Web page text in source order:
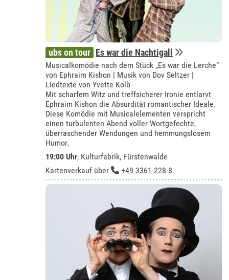
ubs on tour Es war die Nachtigall
Musicalkomödie nach dem Stück „Es war die Lerche“
von Ephraim Kishon | Musik von Dov Seltzer |
Liedtexte von Yvette Kolb
Mit scharfem Witz und treffsicherer Ironie entlarvt
Ephraim Kishon die Absurdität romantischer Ideale.
Diese Komödie mit Musicalelementen verspricht
einen turbulenten Abend voller Wortgefechte,
überraschender Wendungen und hemmungslosem
Humor.
19:00 Uhr, Kulturfabrik, Fürstenwalde
Kartenverkauf über
+49 3361 228 8